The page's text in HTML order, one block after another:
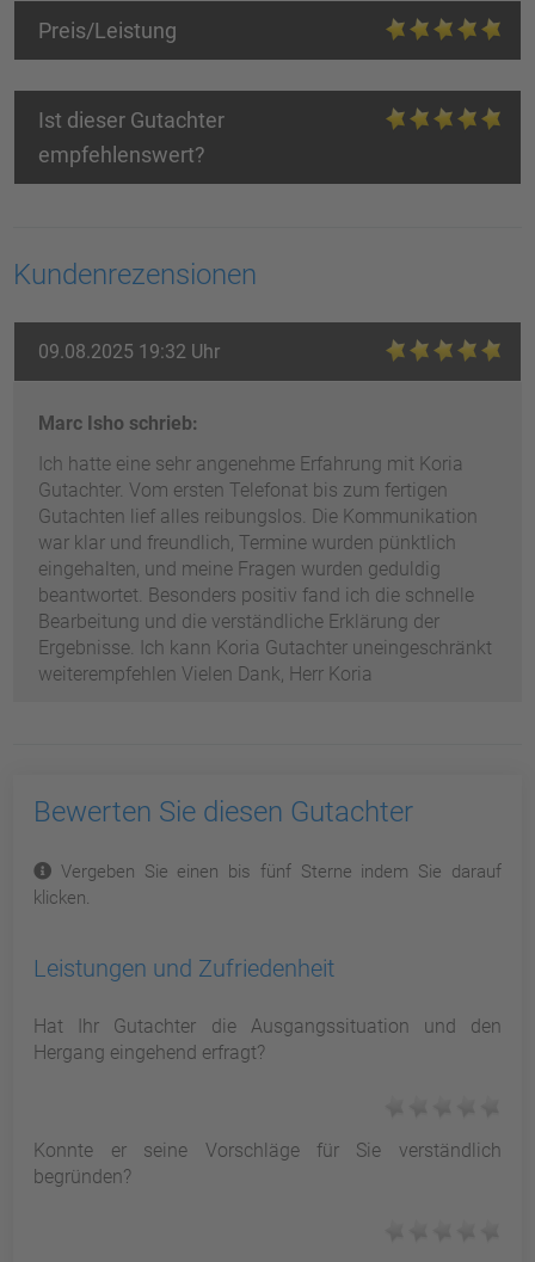
Preis/Leistung
Ist dieser Gutachter
empfehlenswert?
Kundenrezensionen
09.08.2025 19:32 Uhr
Marc Isho schrieb:
Ich hatte eine sehr angenehme Erfahrung mit Koria
Gutachter. Vom ersten Telefonat bis zum fertigen
Gutachten lief alles reibungslos. Die Kommunikation
war klar und freundlich, Termine wurden pünktlich
eingehalten, und meine Fragen wurden geduldig
beantwortet. Besonders positiv fand ich die schnelle
Bearbeitung und die verständliche Erklärung der
Ergebnisse. Ich kann Koria Gutachter uneingeschränkt
weiterempfehlen Vielen Dank, Herr Koria
Bewerten Sie diesen Gutachter
Vergeben Sie einen bis fünf Sterne indem Sie darauf
klicken.
Leistungen und Zufriedenheit
Hat Ihr Gutachter die Ausgangssituation und den
Hergang eingehend erfragt?
Konnte er seine Vorschläge für Sie verständlich
begründen?